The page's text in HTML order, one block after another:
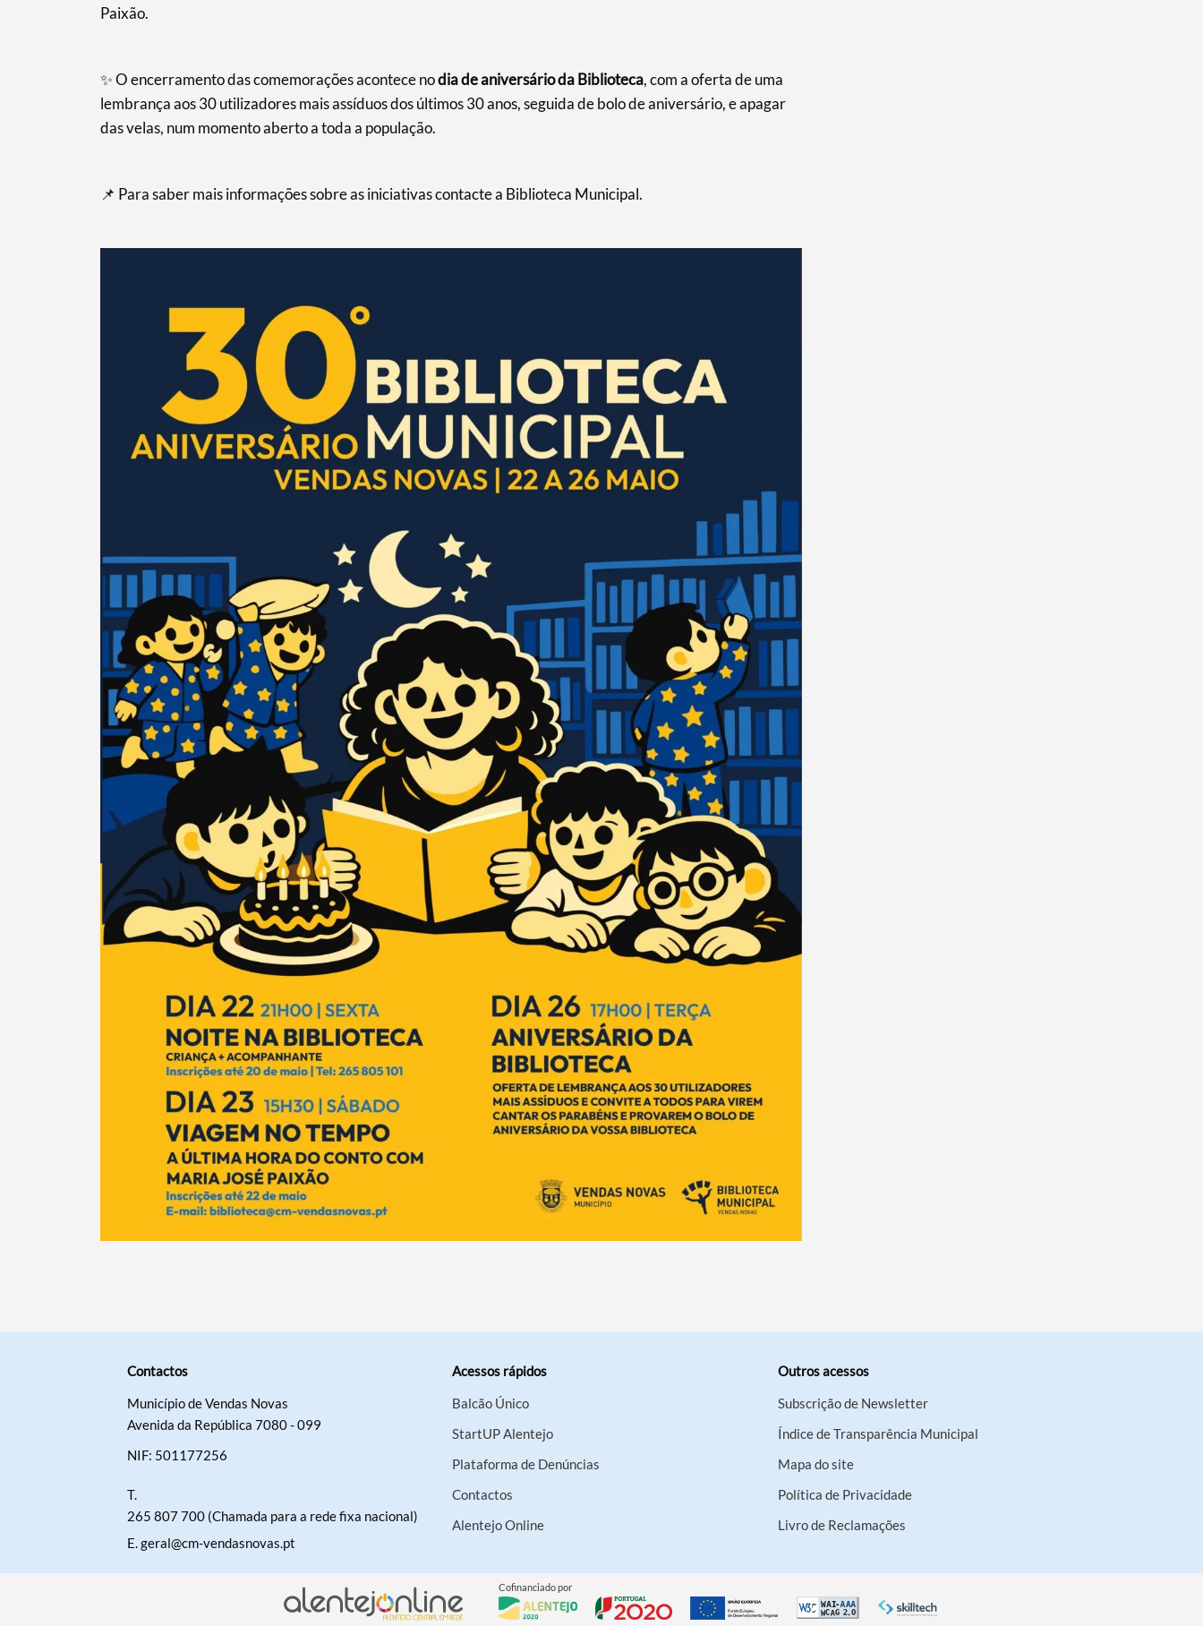
Termo de Pesquisa
Filtros
Paixão.
✨ O encerramento das comemorações acontece nodia de aniversário da Biblioteca, com a oferta de uma
lembrança aos 30 utilizadores mais assíduos dos últimos 30 anos, seguida de bolo de aniversário, e apagar
das velas, num momento aberto a toda a população.
📌 Para saber mais informações sobre as iniciativas contacte a Biblioteca Municipal.
Contactos
Município de Vendas Novas
Avenida da República 7080 - 099
NIF: 501177256
T.
265 807 700 (Chamada para a rede fixa nacional)
E.geral@cm-vendasnovas.pt
Acessos rápidos
Balcão Único
StartUP Alentejo
Plataforma de Denúncias
Contactos
Alentejo Online
Outros acessos
Subscrição de Newsletter
Índice de Transparência Municipal
Mapa do site
Política de Privacidade
Livro de Reclamações
Cofinanciado por